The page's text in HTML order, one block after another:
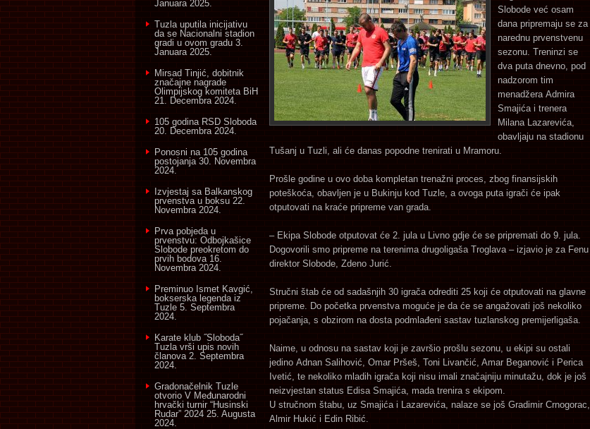
Slobode već osam
dana pripremaju se za
narednu prvenstvenu
sezonu. Treninzi se
dva puta dnevno, pod
nadzorom tim
menadžera Admira
Smajića i trenera
Milana Lazarevića,
obavljaju na stadionu
Tušanj u Tuzli, ali će danas popodne trenirati u Mramoru.
Prošle godine u ovo doba kompletan trenažni proces, zbog finansijskih
poteškoća, obavljen je u Bukinju kod Tuzle, a ovoga puta igrači će ipak
otputovati na kraće pripreme van grada.
– Ekipa Slobode otputovat će 2. jula u Livno gdje će se pripremati do 9. jula.
Dogovorili smo pripreme na terenima drugoligaša Troglava – izjavio je za Fenu
direktor Slobode, Zdeno Jurić.
Stručni štab će od sadašnjih 30 igrača odrediti 25 koji će otputovati na glavne
pripreme. Do početka prvenstva moguće je da će se angažovati još nekoliko
pojačanja, s obzirom na dosta podmlađeni sastav tuzlanskog premijerligaša.
Naime, u odnosu na sastav koji je završio prošlu sezonu, u ekipi su ostali
jedino Adnan Salihović, Omar Pršeš, Toni Livančić, Amar Beganović i Perica
Ivetić, te nekoliko mladih igrača koji nisu imali značajniju minutažu, dok je još
neizvjestan status Edisa Smajića, mada trenira s ekipom.
U stručnom štabu, uz Smajića i Lazarevića, nalaze se još Gradimir Crnogorac,
Almir Hukić i Edin Ribić.
Januara 2025.
Tuzla uputila inicijativu
da se Nacionalni stadion
gradi u ovom gradu 3.
Januara 2025.
Mirsad Tinjić, dobitnik
značajne nagrade
Olimpijskog komiteta BiH
21. Decembra 2024.
105 godina RSD Sloboda
20. Decembra 2024.
Ponosni na 105 godina
postojanja 30. Novembra
2024.
Izvjestaj sa Balkanskog
prvenstva u boksu 22.
Novembra 2024.
Prva pobjeda u
prvenstvu: Odbojkašice
Slobode preokretom do
prvih bodova 16.
Novembra 2024.
Preminuo Ismet Kavgić,
bokserska legenda iz
Tuzle 5. Septembra
2024.
Karate klub ˝Sloboda˝
Tuzla vrši upis novih
članova 2. Septembra
2024.
Gradonačelnik Tuzle
otvorio V Međunarodni
hrvački turnir “Husinski
Rudar” 2024 25. Augusta
2024.